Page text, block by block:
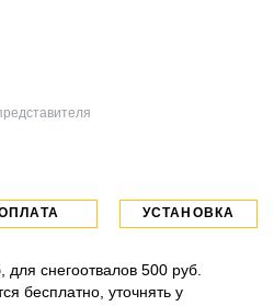
УСТАНОВКА
для снегоотвалов 500 руб.
бесплатно, уточнять у